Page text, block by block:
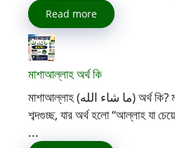
Read more
মাশাআল্লাহ অর্থ কি
মাশাআল্লাহ (ما شاء الله) অর্থ কি? মাশাআল্লাহ একটি আরবি
শব্দগুচ্ছ, যার অর্থ হলো “আল্লাহ যা
...